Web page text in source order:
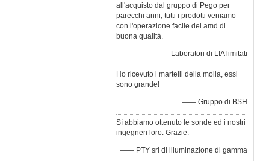
all'acquisto dal gruppo di Pego per
parecchi anni, tutti i prodotti veniamo
con l'operazione facile del amd di
buona qualità.
—— Laboratori di LIA limitati
Ho ricevuto i martelli della molla, essi
sono grande!
—— Gruppo di BSH
Sì abbiamo ottenuto le sonde ed i nostri
ingegneri loro. Grazie.
—— PTY srl di illuminazione di gamma